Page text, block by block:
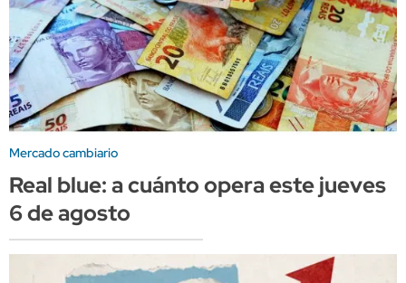
Mercado cambiario
Real blue: a cuánto opera este jueves
6 de agosto